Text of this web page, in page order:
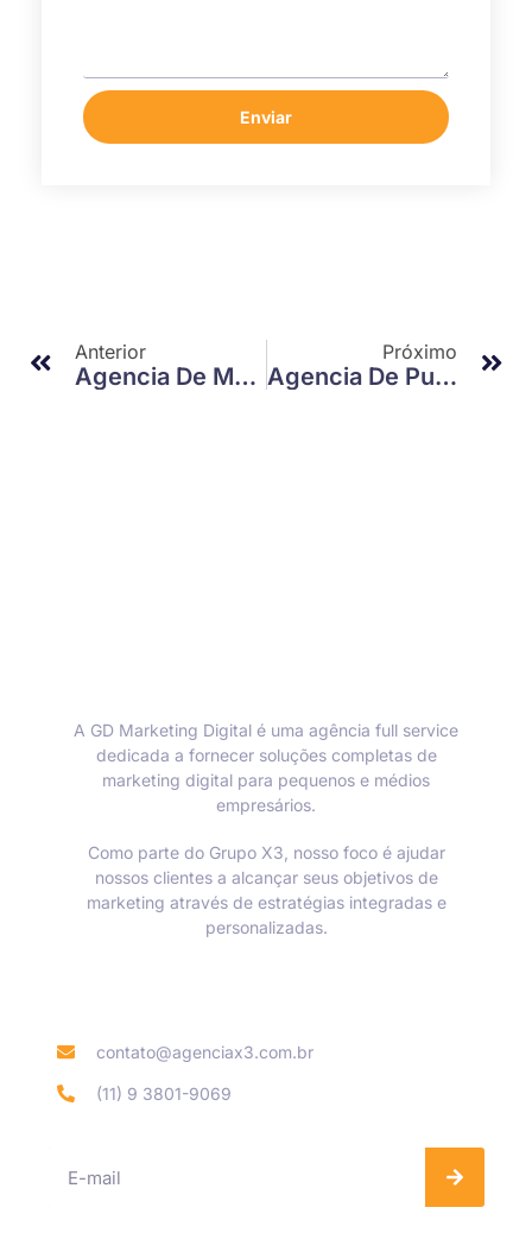
Enviar
Anterior
Agencia De Marketing Digital: Como Transformar Seu Negócio Hoje Mesmo
Próximo
Agencia De Publicidade: Como Impulsionar Sua Marca E Cativar Clientes
A GD Marketing Digital é uma agência full service
dedicada a fornecer soluções completas de
marketing digital para pequenos e médios
empresários.
Como parte do Grupo X3, nosso foco é ajudar
nossos clientes a alcançar seus objetivos de
marketing através de estratégias integradas e
personalizadas.
contato@agenciax3.com.br
(11) 9 3801-9069